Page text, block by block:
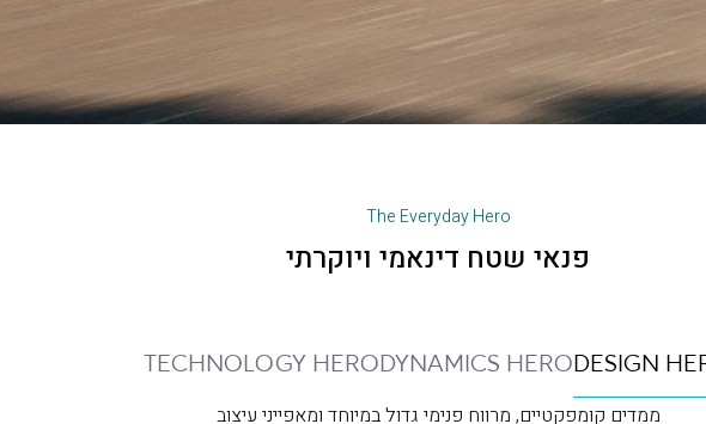
The Everyday Hero
פנאי שטח דינאמי ויוקרתי
DESIGN
DYNAMICS HERO
TECHNOLOGY HERO
ממדים קומפקטיים, מרווח פנימי גדול במיוחד ומאפייני עיצוב